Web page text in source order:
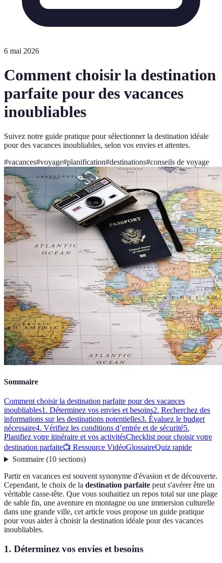
6 mai 2026
Comment choisir la destination
parfaite pour des vacances
inoubliables
Suivez notre guide pratique pour sélectionner la destination idéale
pour des vacances inoubliables, selon vos envies et attentes.
#vacances#voyage#planification#destinations#conseils de voyage
Sommaire
Comment choisir la destination parfaite pour des vacances
inoubliables1. Déterminez vos envies et besoins2. Recherchez des
informations sur les destinations potentielles3. Évaluez le budget
nécessaire4. Vérifiez les conditions d’entrée et de sécurité5.
Planifiez votre itinéraire et vos activitésChecklist pour choisir votre
destination parfaite📺 Ressource VidéoGlossaireQuiz rapide
Sommaire(10 sections)
Partir en vacances est souvent synonyme d'évasion et de découverte.
Cependant, le choix de la destination parfaite peut s'avérer être un
véritable casse-tête. Que vous souhaitiez un repos total sur une plage
de sable fin, une aventure en montagne ou une immersion culturelle
dans une grande ville, cet article vous propose un guide pratique
pour vous aider à choisir la destination idéale pour des vacances
inoubliables.
1. Déterminez vos envies et besoins